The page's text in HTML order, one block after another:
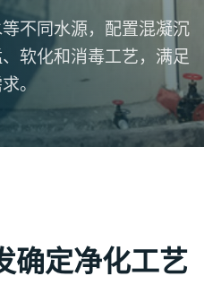
不同水源，配置混凝沉
软化和消毒工艺，满足
。
确定净化工艺